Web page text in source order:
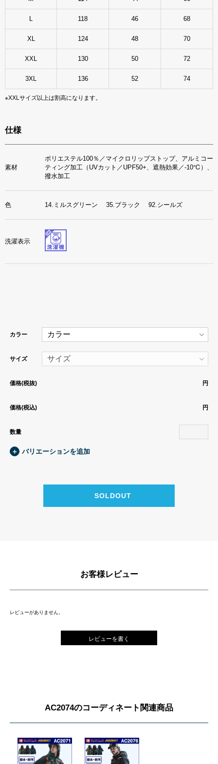
L 118 46 68
XL 124 48 70
XXL 130 50 72
3XL 136 52 74
※XXLサイズ以上は割高になります。
仕様
素材
ポリエステル100％／マイクロリップストップ、アルミコー
ティング加工（UVカット／UPF50+、遮熱効果／-10℃）、
撥水加工
色 14.ミルスグリーン 35.ブラック 92.シールズ
洗濯表示
カラー
サイズ
価格(税抜) 円
価格(税込) 円
数量
＋ バリエーションを追加
お客様レビュー
レビューがありません。
レビューを書く
AC2074のコーディネート関連商品